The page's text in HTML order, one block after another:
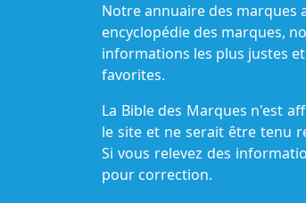
Notre annuaire des marques
encyclopédie des marques,
informations les plus justes
favorites.
La Bible des Marques n'est
le site et ne serait être tenu
Si vous relevez des
pour correction.